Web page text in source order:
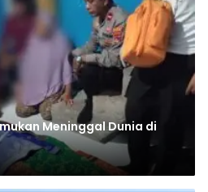
Meninggal Dunia di